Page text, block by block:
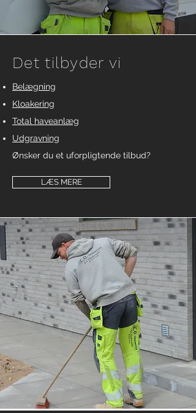
Det tilbyder vi
Belægning
Kloakering
Total haveanlæg
Udgravning
Ønsker du et uforpligtende tilbud?
LÆS MERE